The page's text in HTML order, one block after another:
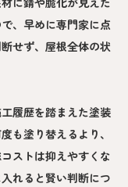
、早めに専門家に点
せず、屋根全体の状
履歴を踏まえた塗装
も塗り替えるより、
ストは抑えやすくな
れると賢い判断につ